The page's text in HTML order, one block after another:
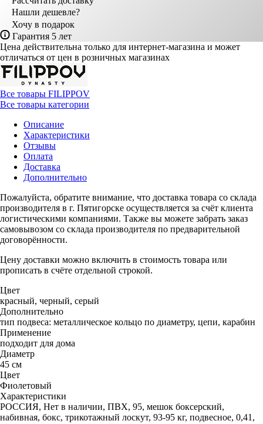
Нашли дешевле?
Хочу в подарок
Гарантия 5 лет
Цена действительна только для интернет-магазина и может
отличаться от цен в розничных магазинах
Все товары FILIPPOV
Все товары категории
Описание
Характеристики
Отзывы
Оплата
Доставка
Дополнительно
Пожалуйста, обратите внимание, что доставка товара со склада
производителя в г. Пятигорске осуществляется за счёт клиента
логистическими компаниями. Также вы можете забрать заказ
самовывозом со склада производителя по предварительной
договорённости.
Цену доставки можно включить в стоимость товара или
прописать в счёте отдельной строкой.
Цвет
красный, черный, серый
Дополнительно
тип подвеса: металлическое кольцо по диаметру, цепи, карабин
Применение
подходит для дома
Диаметр
45 см
Цвет
Фиолетовый
Характеристики
РОССИЯ, Нет в наличии, ПВХ, 95, мешок боксерский,
набивная, бокс, трикотажный лоскут, 93-95 кг, подвесное, 0,41,